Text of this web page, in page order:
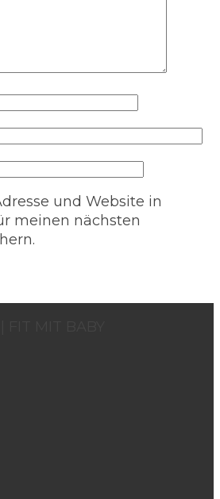
und Website in
meinen nächsten